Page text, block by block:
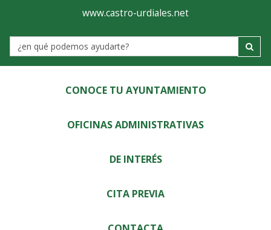
Ayuntamiento
de
Castro-
Urdiales
www.castro-urdiales.net
Label
CONOCE TU AYUNTAMIENTO
OFICINAS ADMINISTRATIVAS
DE INTERÉS
CITA PREVIA